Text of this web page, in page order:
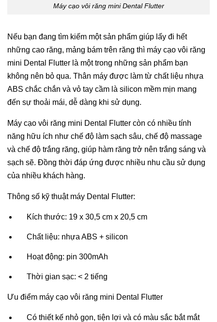
Máy cạo vôi răng mini Dental Flutter
Nếu bạn đang tìm kiếm một sản phẩm giúp lấy đi hết
những cao răng, mảng bám trên răng thì máy cạo vôi răng
mini Dental Flutter là một trong những sản phẩm bạn
không nên bỏ qua. Thân máy được làm từ chất liệu nhựa
ABS chắc chắn và vỏ tay cầm là silicon mềm mịn mang
đến sự thoải mái, dễ dàng khi sử dụng.
Máy cạo vôi răng mini Dental Flutter còn có nhiều tính
năng hữu ích như chế độ làm sạch sâu, chế độ massage
và chế độ trắng răng, giúp hàm răng trở nên trắng sáng và
sạch sẽ. Đồng thời đáp ứng được nhiều nhu cầu sử dụng
của nhiều khách hàng.
Thông số kỹ thuật máy Dental Flutter:
Kích thước: 19 x 30,5 cm x 20,5 cm
Chất liệu: nhựa ABS + silicon
Hoạt động: pin 300mAh
Thời gian sạc: < 2 tiếng
Ưu điểm máy cạo vôi răng mini Dental Flutter
Có thiết kế nhỏ gọn, tiện lợi và có màu sắc bắt mắt